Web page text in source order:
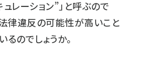
レーション”」と呼ぶので
法律違反の可能性が高いこと
のでしょうか。